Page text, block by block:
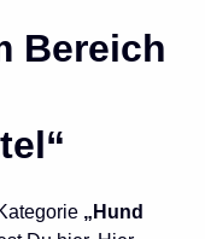
Bereich
„Hund